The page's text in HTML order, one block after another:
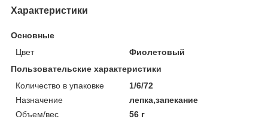
Характеристики
Основные
Цвет
Фиолетовый
Пользовательские характеристики
Количество в упаковке
1/6/72
Назначение
лепка,запекание
Объем/вес
56 г